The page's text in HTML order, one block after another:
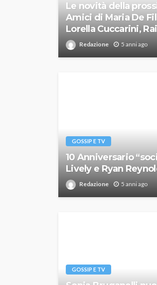
Le novità della
Amici di Maria De
Lorella Cuccarini,
Redazione 5 anni ago
GOSSIP E TV
10 Anniversario
Lively e Ryan
Redazione 5 anni ago
GOSSIP E TV